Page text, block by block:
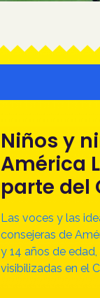
Niños y
América
parte del
Las voces y las
consejeras de
y 14 años de
visibilizadas en el